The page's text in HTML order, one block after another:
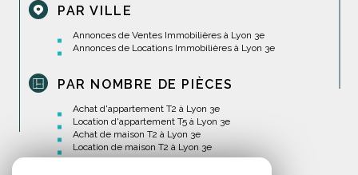
PAR VILLE
Annonces de Ventes Immobilières à Lyon 3e
Annonces de Locations Immobilières à Lyon 3e
PAR NOMBRE DE PIÈCES
Achat d'appartement T2 à Lyon 3e
Location d'appartement T5 à Lyon 3e
Achat de maison T2 à Lyon 3e
Location de maison T2 à Lyon 3e